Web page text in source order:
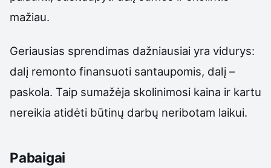
mažiau.
Geriausias sprendimas dažniausiai yra vidurys:
dalį remonto finansuoti santaupomis, dalį –
paskola. Taip sumažėja skolinimosi kaina ir kartu
nereikia atidėti būtinų darbų neribotam laikui.
Pabaigai